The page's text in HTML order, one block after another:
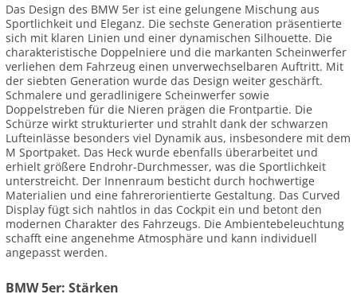
Das Design des BMW 5er ist eine gelungene Mischung aus
Sportlichkeit und Eleganz. Die sechste Generation präsentierte
sich mit klaren Linien und einer dynamischen Silhouette. Die
charakteristische Doppelniere und die markanten Scheinwerfer
verliehen dem Fahrzeug einen unverwechselbaren Auftritt. Mit
der siebten Generation wurde das Design weiter geschärft.
Schmalere und geradlinigere Scheinwerfer sowie
Doppelstreben für die Nieren prägen die Frontpartie. Die
Schürze wirkt strukturierter und strahlt dank der schwarzen
Lufteinlässe besonders viel Dynamik aus, insbesondere mit dem
M Sportpaket. Das Heck wurde ebenfalls überarbeitet und
erhielt größere Endrohr-Durchmesser, was die Sportlichkeit
unterstreicht. Der Innenraum besticht durch hochwertige
Materialien und eine fahrerorientierte Gestaltung. Das Curved
Display fügt sich nahtlos in das Cockpit ein und betont den
modernen Charakter des Fahrzeugs. Die Ambientebeleuchtung
schafft eine angenehme Atmosphäre und kann individuell
angepasst werden.
BMW 5er: Stärken